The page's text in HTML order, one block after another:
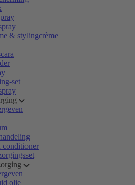
& stylingcrème
set
conditioner
olie